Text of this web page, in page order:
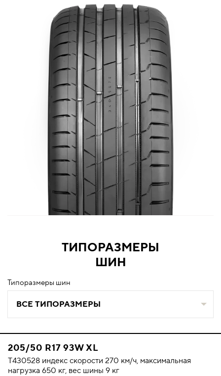
ТИПОРАЗМЕРЫ
ШИН
Типоразмеры шин
ВСЕ ТИПОРАЗМЕРЫ
205/50 R17 93W XL
T430528 индекс скорости 270 км/ч, максимальная
нагрузка 650 кг, вес шины 9 кг